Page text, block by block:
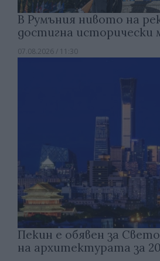
В Румъния нивото на
достигна исторически
07.08.2026 / 11:30
Пекин е обявен за
на архитектурата за